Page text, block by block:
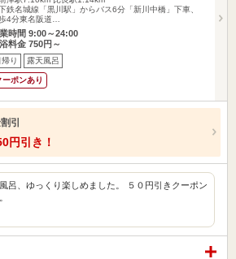
鉄名城線「黒川駅」からバス6分「新川中橋」下車、
4分東名阪道…
時間 9:00～24:00
料金 750円～
帰り 露天風呂
ーポンあり
引
円引き！
呂、ゆっくり楽しめました。 ５０円引きクーポン